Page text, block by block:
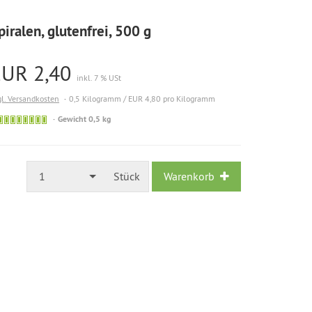
glutenfrei, 500 g
2,40
inkl. 7 % USt
Versandkosten
0,5 Kilogramm / EUR 4,80 pro Kilogramm
Gewicht 0,5 kg
1 Stück Warenkorb